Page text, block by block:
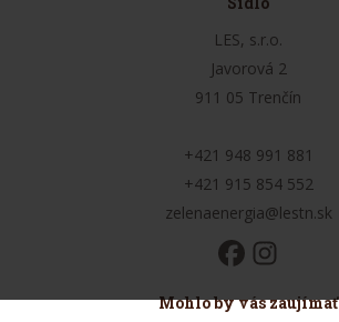
LES, s.r.o.
Javorová 2
911 05 Trenčín
+421 948 991 881
+421 915 854 552
zelenaenergia@lestn.sk
Mohlo by vás zaujímať